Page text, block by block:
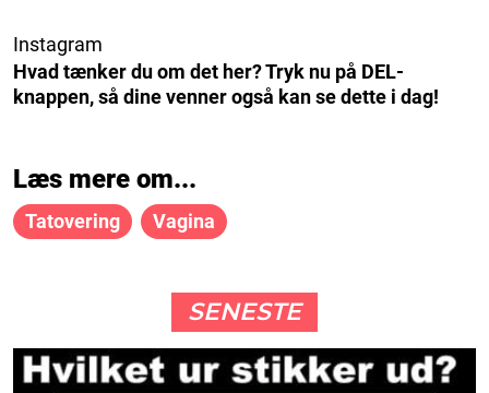
Instagram
Hvad tænker du om det her? Tryk nu på DEL-
knappen, så dine venner også kan se dette i dag!
Læs mere om...
Tatovering Vagina
SENESTE